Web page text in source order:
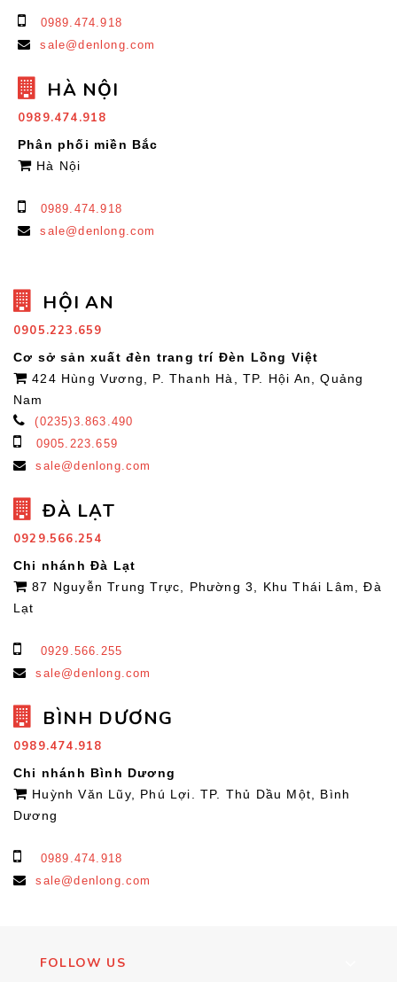
0989.474.918
sale@denlong.com
HÀ NỘI
0989.474.918
Phân phối miền Bắc
Hà Nội
0989.474.918
sale@denlong.com
HỘI AN
0905.223.659
Cơ sở sản xuất đèn trang trí Đèn Lồng Việt
424 Hùng Vương, P. Thanh Hà, TP. Hội An, Quảng
Nam
(0235)3.863.490
0905.223.659
sale@denlong.com
ĐÀ LẠT
0929.566.254
Chi nhánh Đà Lạt
87 Nguyễn Trung Trực, Phường 3, Khu Thái Lâm, Đà
Lạt
0929.566.255
sale@denlong.com
BÌNH DƯƠNG
0989.474.918
Chi nhánh Bình Dương
Huỳnh Văn Lũy, Phú Lợi. TP. Thủ Dầu Một, Bình
Dương
0989.474.918
sale@denlong.com
FOLLOW US